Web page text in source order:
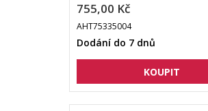
755,00 Kč
AHT75335004
Dodání do 7 dnů